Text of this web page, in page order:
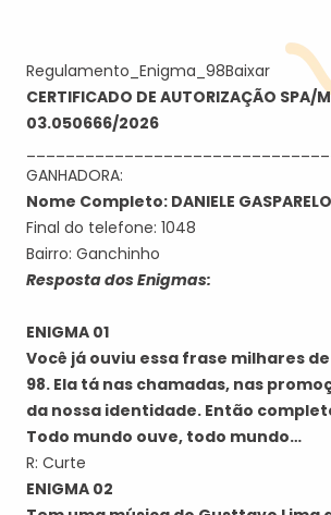
Regulamento_Enigma_98Baixar
CERTIFICADO DE AUTORIZAÇÃO SPA/
03.050666/2026
GANHADORA:
Nome Completo: DANIELE
Final do telefone: 1048
Bairro: Ganchinho
Resposta dos Enigmas:
ENIGMA 01
Você já ouviu essa frase milhares
98. Ela tá nas chamadas, nas
da nossa identidade. Então
Todo mundo ouve, todo mundo…
R: Curte
ENIGMA 02